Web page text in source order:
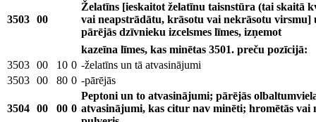
3503 00
Želatīns [ieskaitot želatīnu taisnstūra (tai skaitā
vai neapstrādātu, krāsotu vai nekrāsotu
pārējās dzīvnieku izcelsmes līmes, izņemot
kazeīna līmes, kas minētas 3501. preču pozīcijā:
3503 00 10 0 -želatīns un tā atvasinājumi
3503 00 80 0 -pārējās
3504 00 00 0
Peptoni un to atvasinājumi; pārējās
atvasinājumi, kas citur nav minēti; hromētās vai